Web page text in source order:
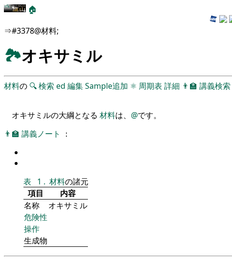
🏠
⇒#3378@材料;
🏞オキサミル
材料の 🔍検索 ed 編集Sample追加 ⚛ 周期表 詳細 👨‍🏫 講義検索
オキサミルの大綱となる 材料は、 @です。
👨‍🏫 講義ノート ：
表 1 . 材料の諸元
項目
内容
名称
オキサミル
危険性
操作
生成物